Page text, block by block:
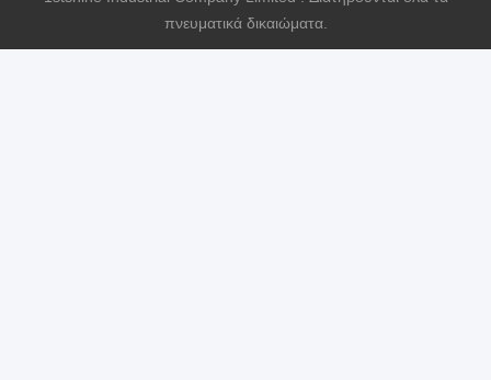
πνευματικά δικαιώματα.